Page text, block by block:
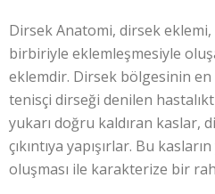
Dirsek Anatomi, dirsek
birbiriyle eklemleşmesiyle
eklemdir. Dirsek bölgesinin en
tenisçi dirseği denilen
yukarı doğru kaldıran kaslar,
çıkıntıya yapışırlar. Bu
oluşması ile karakterize bir